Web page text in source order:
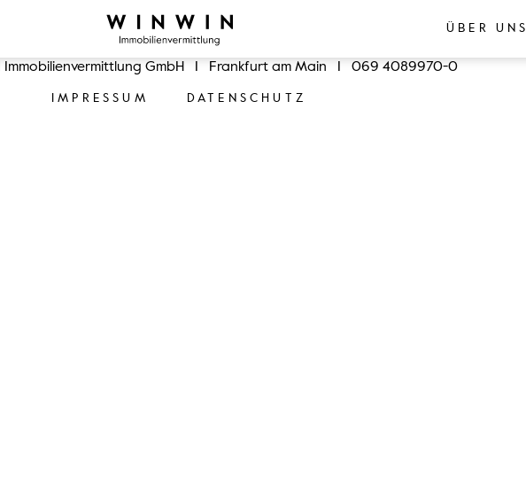
ÜBER UNS
Immobilienvermittlung GmbH Frankfurt am Main 069 4089970-0
IMPRESSUM DATENSCHUTZ